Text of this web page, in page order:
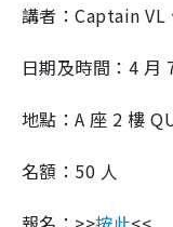
講者：Captain VL
日期及時間：4
地點：A 座 2 樓
名額：50 人